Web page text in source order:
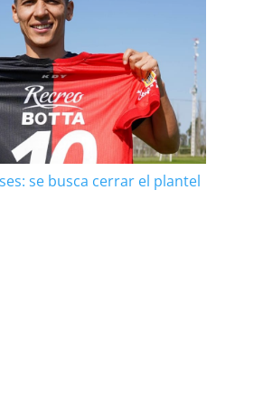
se busca cerrar el plantel